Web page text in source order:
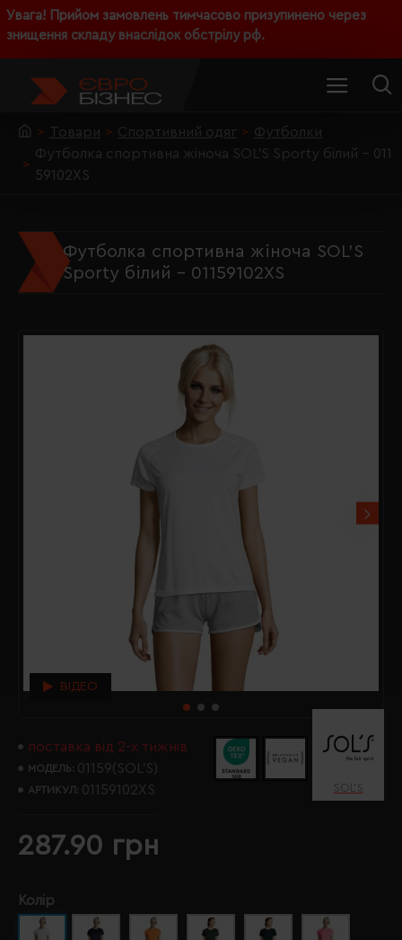
Увага! Прийом замовлень тимчасово призупинено через
знищення складу внаслідок обстрілу рф.
Товари Спортивний одяг
Футболки
Футболка спортивна жіноча SOL'S Sporty білий - 011
59102XS
Футболка спортивна жіноча SOL'S
Sporty білий - 01159102XS
ВІДЕО
поставка від 2-х тижнів
МОДЕЛЬ: 01159(SOL’S)
АРТИКУЛ: 01159102XS SOL’S
287.90 грн
Колір